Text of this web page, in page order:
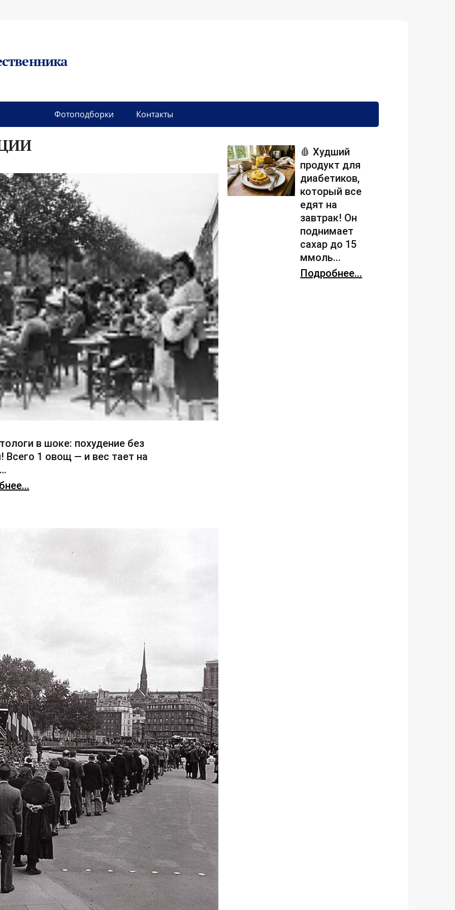
Фотоподборки Контакты
в шоке: похудение без
Всего 1 овощ — и вес тает на
🩸 Худший
продукт для
диабетиков,
который все
едят на
завтрак! Он
поднимает
сахар до 15
ммоль...
Подробнее...